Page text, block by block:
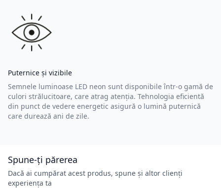
Puternice și vizibile
Semnele luminoase LED neon sunt disponibile într-o gamă de
culori strălucitoare, care atrag atenția. Tehnologia eficientă
din punct de vedere energetic asigură o lumină puternică
care durează ani de zile.
Spune-ți părerea
Dacă ai cumpărat acest produs, spune și altor clienți
experiența ta